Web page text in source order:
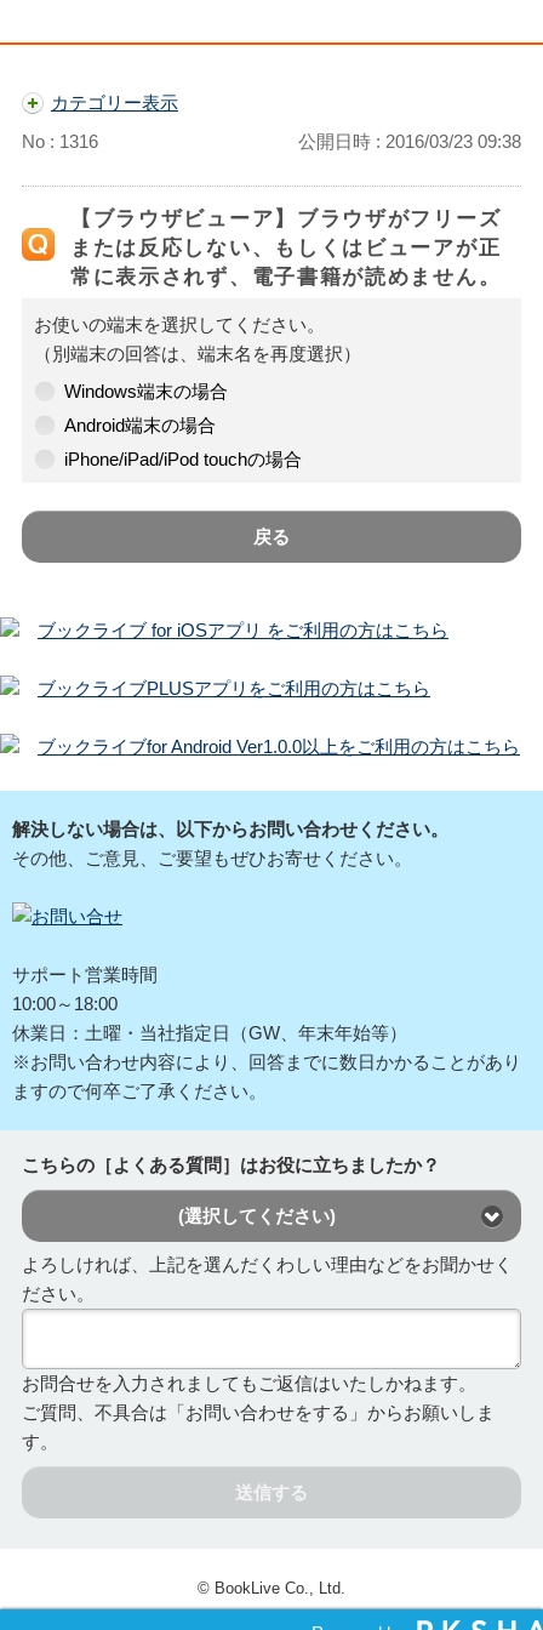
カテゴリー表示
No : 1316
公開日時 : 2016/03/23 09:38
【ブラウザビューア】ブラウザがフリーズ
または反応しない、もしくはビューアが正
常に表示されず、電子書籍が読めません。
お使いの端末を選択してください。
（別端末の回答は、端末名を再度選択）
Windows端末の場合
Android端末の場合
iPhone/iPad/iPod touchの場合
戻る
ブックライブ for iOSアプリ をご利用の方はこちら
ブックライブPLUSアプリをご利用の方はこちら
ブックライブfor Android Ver1.0.0以上をご利用の方はこちら
解決しない場合は、以下からお問い合わせください。
その他、ご意見、ご要望もぜひお寄せください。
サポート営業時間
10:00～18:00
休業日：土曜・当社指定日（GW、年末年始等）
※お問い合わせ内容により、回答までに数日かかることがあり
ますので何卒ご了承ください。
こちらの［よくある質問］はお役に立ちましたか？
(選択してください)
よろしければ、上記を選んだくわしい理由などをお聞かせく
ださい。
お問合せを入力されましてもご返信はいたしかねます。
ご質問、不具合は「お問い合わせをする」からお願いしま
す。
送信する
© BookLive Co., Ltd.